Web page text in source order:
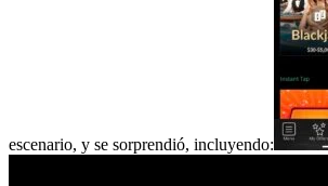
escenario, y se sorprendió, incluyendo: